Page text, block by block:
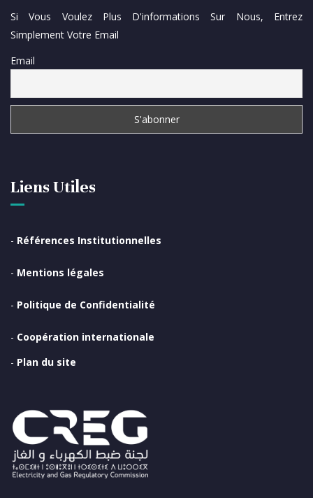
Liens Utiles
- Références Institutionnelles
- Mentions légales
- Politique de Confidentialité
- Coopération internationale
- Plan du site
Si Vous Voulez Plus D'informations Sur Nous, Entrez
Simplement Votre Email
Email